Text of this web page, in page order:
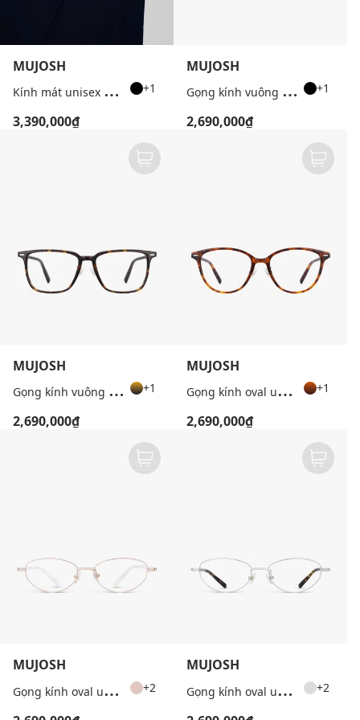
MUJOSH
K
ính mát unisex gọng phi công +1
3,390,000₫
MUJOSH
G
ọng kính vuông unisex bản mảnh +1
2,690,000₫
MUJOSH
G
ọng kính vuông unisex bản mảnh +1
2,690,000₫
MUJOSH
G
ọng kính oval unisex thời trang +1
2,690,000₫
MUJOSH
G
ọng kính oval unisex bản mảnh +2
MUJOSH
G
ọng kính oval unisex bản mảnh +2